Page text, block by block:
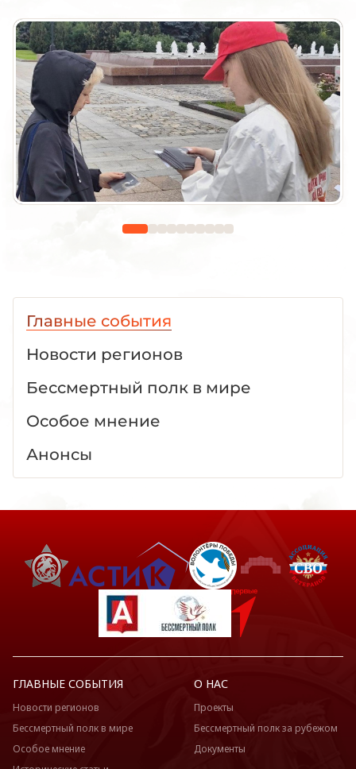
Главные события
Новости регионов
Бессмертный полк в мире
Особое мнение
Анонсы
ГЛАВНЫЕ СОБЫТИЯ
Новости регионов
Бессмертный полк в мире
Особое мнение
О НАС
Проекты
Бессмертный полк за рубежом
Документы